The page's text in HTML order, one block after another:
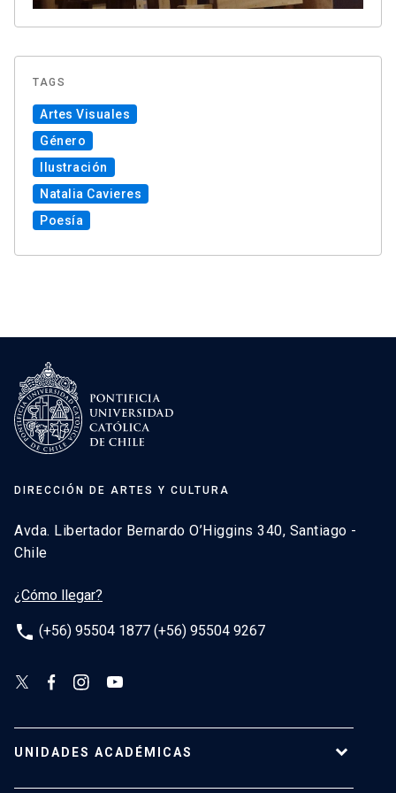
TAGS
Artes Visuales
Género
Ilustración
Natalia Cavieres
Poesía
DIRECCIÓN DE ARTES Y CULTURA
Avda. Libertador Bernardo O’Higgins 340, Santiago -
Chile
¿Cómo llegar?
phone (+56) 95504 1877 (+56) 95504 9267
UNIDADES ACADÉMICAS